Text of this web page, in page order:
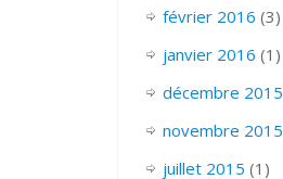
février 2016 (3)
janvier 2016 (1)
décembre 2015
novembre 2015
juillet 2015 (1)